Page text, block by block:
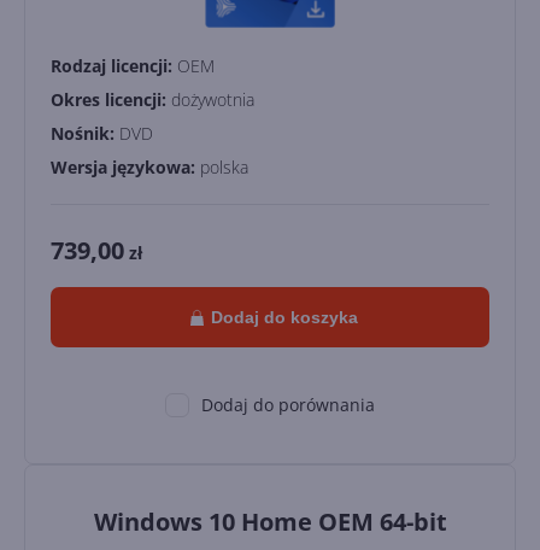
Rodzaj licencji: OEM
Okres licencji: dożywotnia
Nośnik: DVD
Wersja językowa: polska
739,00 zł
Dodaj do koszyka
Dodaj do porównania
Windows 10 Home OEM 64-bit